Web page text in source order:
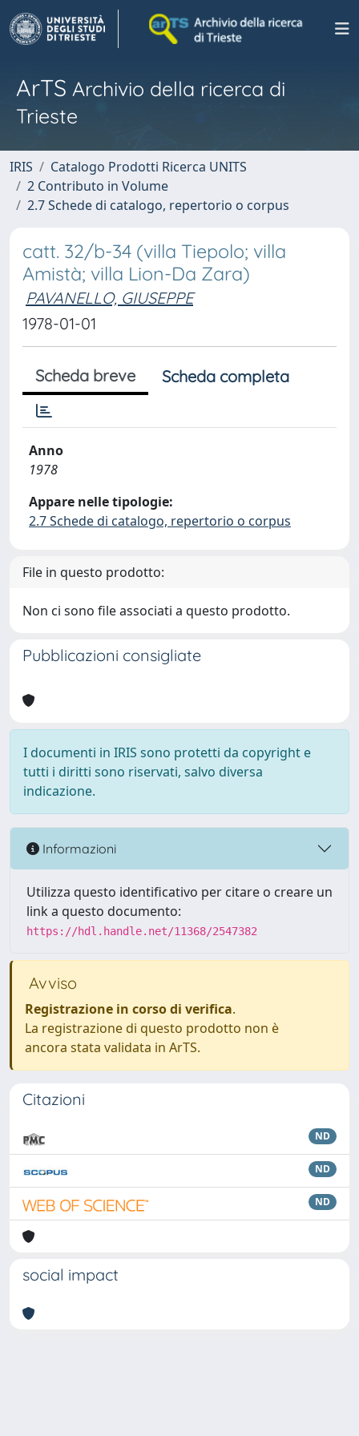
ArTS Archivio della ricerca di
Trieste
IRIS
Catalogo Prodotti Ricerca UNITS
2 Contributo in Volume
2.7 Schede di catalogo, repertorio o corpus
catt. 32/b-34 (villa Tiepolo; villa
Amistà; villa Lion-Da Zara)
PAVANELLO, GIUSEPPE
1978-01-01
Scheda breve Scheda completa
Anno
1978
Appare nelle tipologie:
2.7 Schede di catalogo, repertorio o corpus
File in questo prodotto:
Non ci sono file associati a questo prodotto.
Pubblicazioni consigliate
I documenti in IRIS sono protetti da copyright e
tutti i diritti sono riservati, salvo diversa
indicazione.
Informazioni
Utilizza questo identificativo per citare o creare un
link a questo documento:
https://hdl.handle.net/11368/2547382
Avviso
Registrazione in corso di verifica.
La registrazione di questo prodotto non è
ancora stata validata in ArTS.
Citazioni
ND
ND
ND
social impact